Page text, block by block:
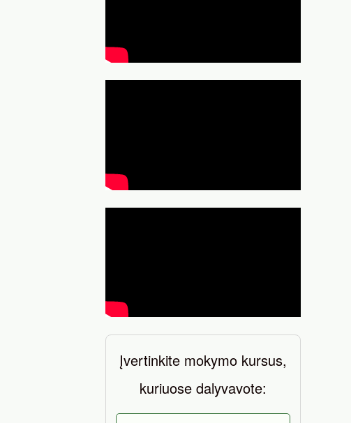
Įvertinkite mokymo kursus,
kuriuose dalyvavote: